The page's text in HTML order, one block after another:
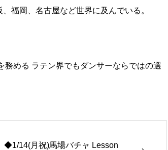
福岡、名古屋など世界に及んでいる。
める ラテン界でもダンサーならではの選
◆1/14(月祝)馬場バチャ Lesson